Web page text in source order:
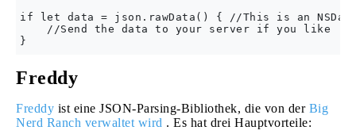
if let data = json.rawData() { //This is an
    //Send the data to your server if you like
Freddy
Freddy ist eine JSON-Parsing-Bibliothek, die von der Big
Nerd Ranch verwaltet wird . Es hat drei Hauptvorteile: